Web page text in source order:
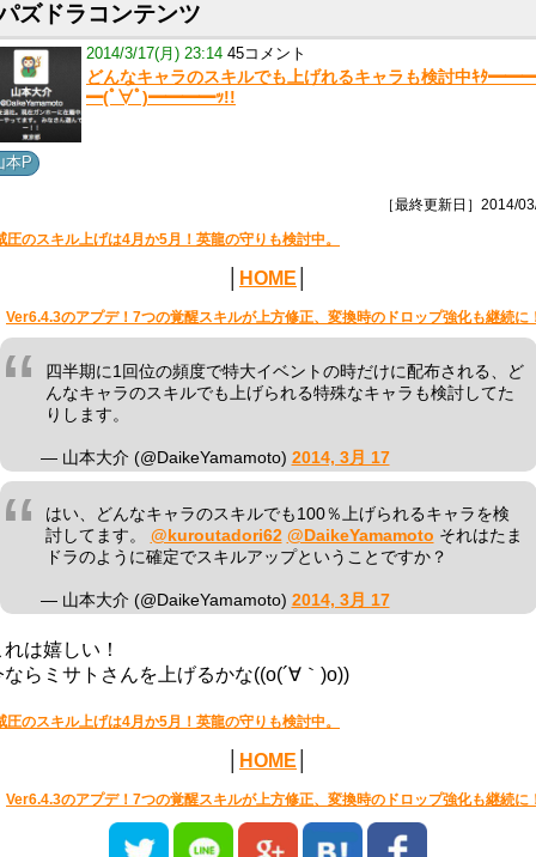
ズドラコンテンツ
2014/3/17(月) 23:14 45コメント
どんなキャラのスキルでも上げれるキャラも検討中ｷﾀ
━(ﾟ∀ﾟ)━━━━ｯ!!
本P
［最終更新日］2014/
圧のスキル上げは4月か5月！英龍の守りも検討中。
HOME
Ver6.4.3のアプデ！7つの覚醒スキルが上方修正、変換時のドロップ強化も継続に
四半期に1回位の頻度で特大イベントの時だけに配布される、ど
んなキャラのスキルでも上げられる特殊なキャラも検討してた
りします。
— 山本大介 (@DaikeYamamoto) 2014, 3月 17
はい、どんなキャラのスキルでも100％上げられるキャラを検
討してます。 @kuroutadori62 @DaikeYamamoto それはたま
ドラのように確定でスキルアップということですか？
— 山本大介 (@DaikeYamamoto) 2014, 3月 17
れは嬉しい！
ならミサトさんを上げるかな((o(´∀｀)o))
圧のスキル上げは4月か5月！英龍の守りも検討中。
HOME
Ver6.4.3のアプデ！7つの覚醒スキルが上方修正、変換時のドロップ強化も継続に